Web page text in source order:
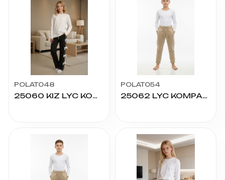
POLAT048
25060 KIZ LYC KOMPAK FİYONKLU ALT 13/16 YAŞ
POLAT054
25062 LYC KOMPAK JAGIR DUBLE PACA ALT 12/16